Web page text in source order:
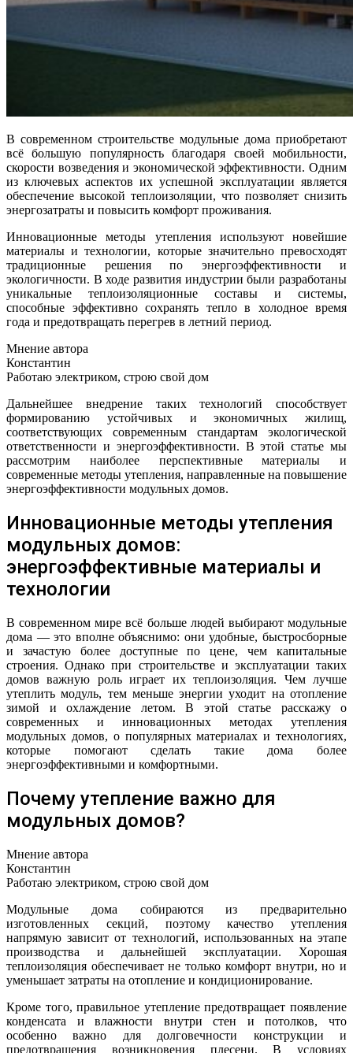
В современном строительстве модульные дома приобретают
всё большую популярность благодаря своей мобильности,
скорости возведения и экономической эффективности. Одним
из ключевых аспектов их успешной эксплуатации является
обеспечение высокой теплоизоляции, что позволяет снизить
энергозатраты и повысить комфорт проживания.
Инновационные методы утепления используют новейшие
материалы и технологии, которые значительно превосходят
традиционные решения по энергоэффективности и
экологичности. В ходе развития индустрии были разработаны
уникальные теплоизоляционные составы и системы,
способные эффективно сохранять тепло в холодное время
года и предотвращать перегрев в летний период.
Мнение автора
Константин
Работаю электриком, строю свой дом
Дальнейшее внедрение таких технологий способствует
формированию устойчивых и экономичных жилищ,
соответствующих современным стандартам экологической
ответственности и энергоэффективности. В этой статье мы
рассмотрим наиболее перспективные материалы и
современные методы утепления, направленные на повышение
энергоэффективности модульных домов.
Инновационные методы утепления
модульных домов:
энергоэффективные материалы и
технологии
В современном мире всё больше людей выбирают модульные
дома — это вполне объяснимо: они удобные, быстросборные
и зачастую более доступные по цене, чем капитальные
строения. Однако при строительстве и эксплуатации таких
домов важную роль играет их теплоизоляция. Чем лучше
утеплить модуль, тем меньше энергии уходит на отопление
зимой и охлаждение летом. В этой статье расскажу о
современных и инновационных методах утепления
модульных домов, о популярных материалах и технологиях,
которые помогают сделать такие дома более
энергоэффективными и комфортными.
Почему утепление важно для
модульных домов?
Мнение автора
Константин
Работаю электриком, строю свой дом
Модульные дома собираются из предварительно
изготовленных секций, поэтому качество утепления
напрямую зависит от технологий, использованных на этапе
производства и дальнейшей эксплуатации. Хорошая
теплоизоляция обеспечивает не только комфорт внутри, но и
уменьшает затраты на отопление и кондиционирование.
Кроме того, правильное утепление предотвращает появление
конденсата и влажности внутри стен и потолков, что
особенно важно для долговечности конструкции и
предотвращения возникновения плесени. В условиях